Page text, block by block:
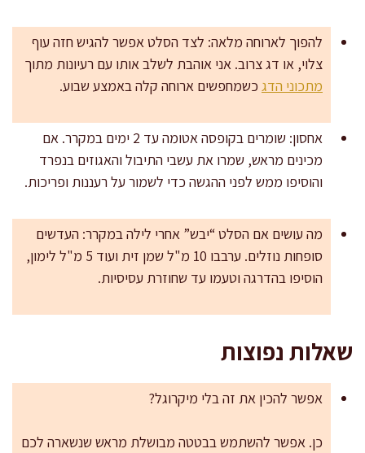
להפוך לארוחה מלאה: לצד הסלט אפשר להגיש חזה עוף
צלוי, או דג צרוב. אני אוהבת לשלב אותו עם רעיונות מתוך
מתכוני הדג כשמחפשים ארוחה קלה באמצע שבוע.
אחסון: שומרים בקופסה אטומה עד 2 ימים במקרר. אם
מכינים מראש, שמרו את עשבי התיבול והאגוזים בנפרד
והוסיפו ממש לפני ההגשה כדי לשמור על רעננות ופריכות.
מה עושים אם הסלט “יבש” אחרי לילה במקרר: העדשים
סופחות נוזלים. ערבבו 10 מ"ל שמן זית ועוד 5 מ"ל לימון,
הוסיפו בהדרגה וטעמו עד שחוזרת עסיסיות.
שאלות נפוצות
אפשר להכין את זה בלי מיקרוגל?
כן. אפשר להשתמש בבטטה מבושלת מראש שנשארה לכם